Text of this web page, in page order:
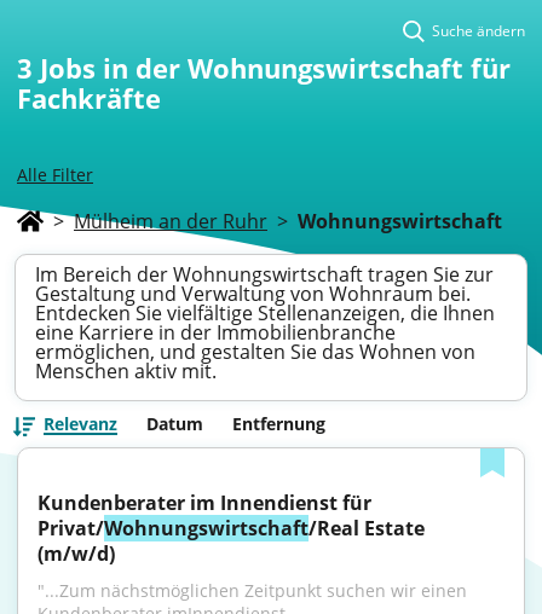
Alle Filter
Suche ändern
3 Jobs in der Wohnungswirtschaft für
Fachkräfte
> Mülheim an der Ruhr > Wohnungswirtschaft
Im Bereich der Wohnungswirtschaft tragen Sie zur
Gestaltung und Verwaltung von Wohnraum bei.
Entdecken Sie vielfältige Stellenanzeigen, die Ihnen
eine Karriere in der Immobilienbranche
ermöglichen, und gestalten Sie das Wohnen von
Menschen aktiv mit.
Relevanz Datum Entfernung
Kundenberater im Innendienst für
Privat/Wohnungswirtschaft/Real Estate
(m/w/d)
"...Zum nächstmöglichen Zeitpunkt suchen wir einen